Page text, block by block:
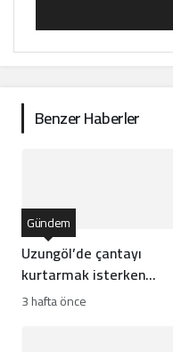
Benzer Haberler
Uzungöl’de çantayı
kurtarmak isterken
boğularak can verdi
Gündem
3 hafta önce